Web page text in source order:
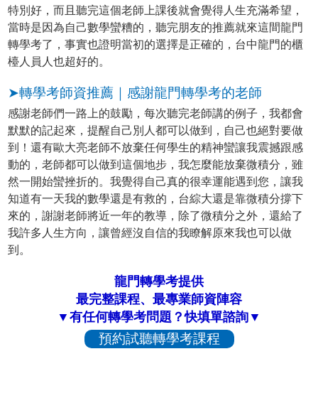
特別好，而且聽完這個老師上課後就會覺得人生充滿希望，
當時是因為自己數學蠻糟的，聽完朋友的推薦就來這間龍門
轉學考了，事實也證明當初的選擇是正確的，台中龍門的櫃
檯人員人也超好的。
➤轉學考師資推薦｜感謝龍門轉學考的老師
感謝老師們一路上的鼓勵，每次聽完老師講的例子，我都會
默默的記起來，提醒自己別人都可以做到，自己也絕對要做
到！還有歐大亮老師不放棄任何學生的精神蠻讓我震撼跟感
動的，老師都可以做到這個地步，我怎麼能放棄微積分，雖
然一開始蠻挫折的。我覺得自己真的很幸運能遇到您，讓我
知道有一天我的數學還是有救的，台綜大還是靠微積分撐下
來的，謝謝老師將近一年的教導，除了微積分之外，還給了
我許多人生方向，讓曾經沒自信的我瞭解原來我也可以做
到。
龍門轉學考提供
最完整課程、最專業師資陣容
▼有任何轉學考問題？快填單諮詢▼
預約試聽轉學考課程